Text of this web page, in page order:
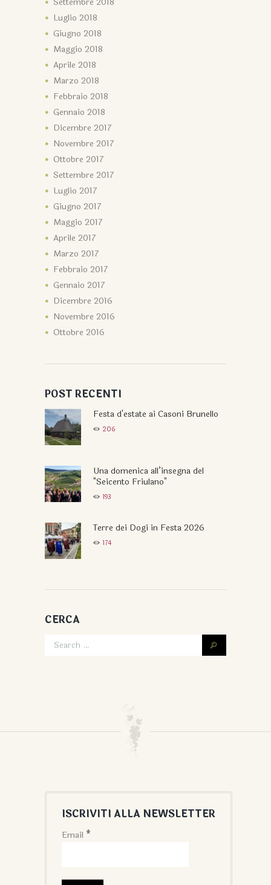
Luglio 2018
Giugno 2018
Maggio 2018
Aprile 2018
Marzo 2018
Febbraio 2018
Gennaio 2018
Dicembre 2017
Novembre 2017
Ottobre 2017
Settembre 2017
Luglio 2017
Giugno 2017
Maggio 2017
Aprile 2017
Marzo 2017
Febbraio 2017
Gennaio 2017
Dicembre 2016
Novembre 2016
Ottobre 2016
POST RECENTI
Festa d'estate ai Casoni Brunello
206
Una domenica all’insegna del
"Seicento Friulano"
193
Terre dei Dogi in Festa 2026
174
CERCA
ISCRIVITI ALLA NEWSLETTER
Email *